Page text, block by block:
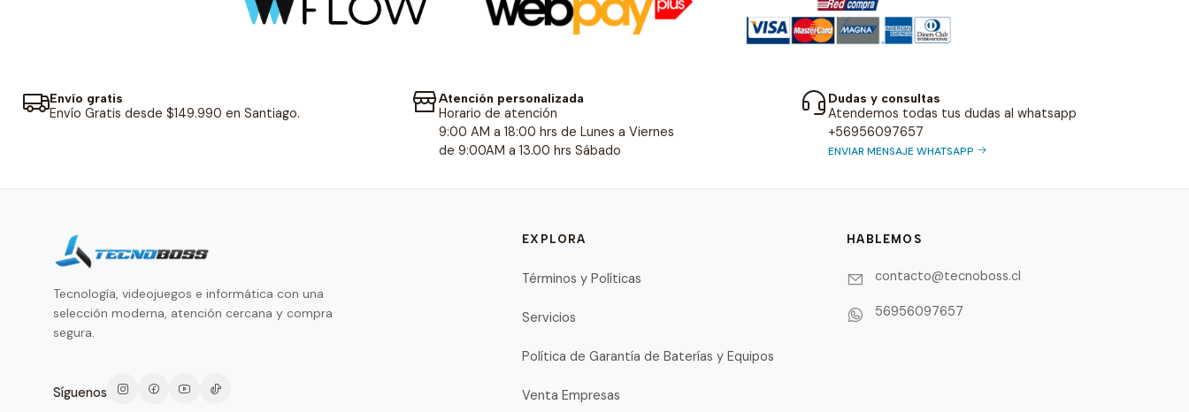
Envío gratis
Envío Gratis desde $149.990 en Santiago.
Atención personalizada
Horario de atención
9:00 AM a 18:00 hrs de Lunes a Viernes
de 9:00AM a 13.00 hrs Sábado
Dudas y consultas
Atendemos todas tus dudas al whatsapp
+56956097657
ENVIAR MENSAJE WHATSAPP
Tecnología, videojuegos e informática con una
selección moderna, atención cercana y compra
segura.
Síguenos
EXPLORA
Términos y Políticas
Servicios
Política de Garantía de Baterías y Equipos
Venta Empresas
HABLEMOS
contacto@tecnoboss.cl
56956097657